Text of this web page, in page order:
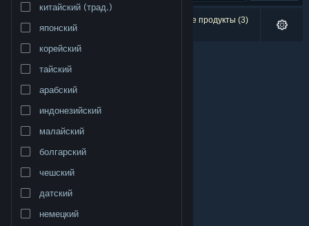
Изменить язык
Полная версия
китайский (трад.)
японский
корейский
тайский
арабский
индонезийский
малайский
болгарский
чешский
датский
немецкий
Результатов по вашему запросу: 0. Некоторые продукты (3)
скрыты согласно вашим настройкам.